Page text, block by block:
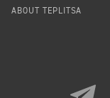
ABOUT TEPLITSA